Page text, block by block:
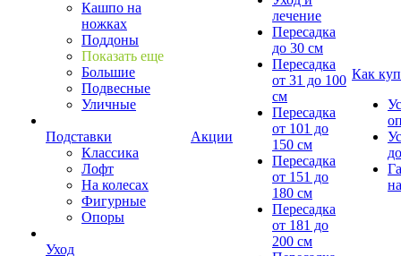
Кашпо на
ножках
Поддоны
Показать еще
Большие
Подвесные
Уличные
Подставки
Классика
Лофт
На колесах
Фигурные
Опоры
Уход
Акции
лечение
Пересадка
до 30 см
Пересадка
от 31 до 100
см
Пересадка
от 101 до
150 см
Пересадка
от 151 до
180 см
Пересадка
от 181 до
200 см
Как